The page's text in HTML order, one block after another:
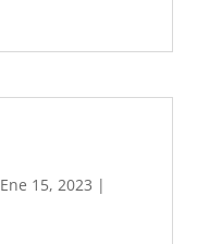
Ene 15, 2023 |